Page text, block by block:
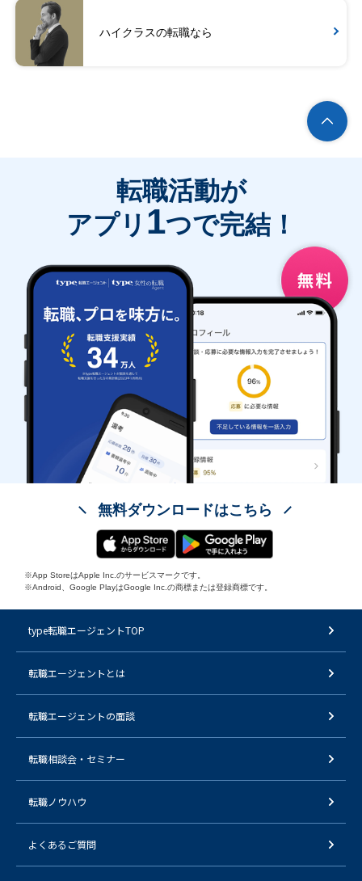
ハイクラスの転職なら
転職活動が
アプリ 1つで完結！
無料ダウンロードはこちら
※App StoreはApple Inc.のサービスマークです。
※Android、Google PlayはGoogle Inc.の商標または登録商標です。
type転職エージェントTOP
転職エージェントとは
転職エージェントの面談
転職相談会・セミナー
転職ノウハウ
よくあるご質問